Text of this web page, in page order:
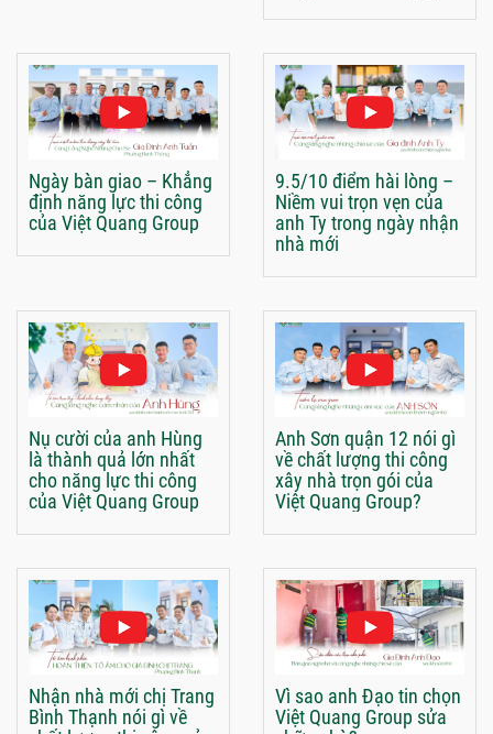
Ngày bàn giao – Khẳng
định năng lực thi công
của Việt Quang Group
9.5/10 điểm hài lòng –
Niềm vui trọn vẹn của
anh Ty trong ngày nhận
nhà mới
Nụ cười của anh Hùng
là thành quả lớn nhất
cho năng lực thi công
của Việt Quang Group
Anh Sơn quận 12 nói gì
về chất lượng thi công
xây nhà trọn gói của
Việt Quang Group?
Nhận nhà mới chị Trang
Bình Thạnh nói gì về
Vì sao anh Đạo tin chọn
Việt Quang Group sửa